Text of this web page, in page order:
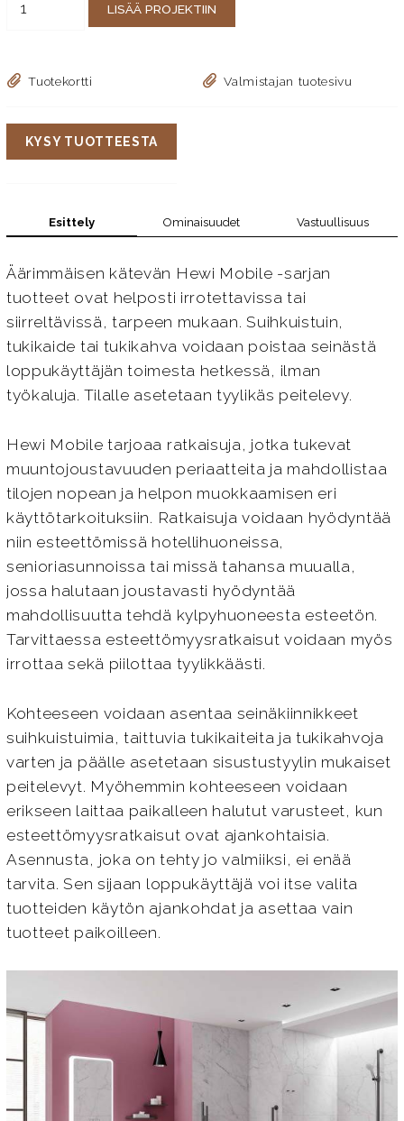
LISÄÄ PROJEKTIIN
Tuotekortti Valmistajan tuotesivu
KYSY TUOTTEESTA
Esittely Ominaisuudet Vastuullisuus
Äärimmäisen kätevän Hewi Mobile -sarjan
tuotteet ovat helposti irrotettavissa tai
siirreltävissä, tarpeen mukaan. Suihkuistuin,
tukikaide tai tukikahva voidaan poistaa seinästä
loppukäyttäjän toimesta hetkessä, ilman
työkaluja. Tilalle asetetaan tyylikäs peitelevy.
Hewi Mobile tarjoaa ratkaisuja, jotka tukevat
muuntojoustavuuden periaatteita ja mahdollistaa
tilojen nopean ja helpon muokkaamisen eri
käyttötarkoituksiin. Ratkaisuja voidaan hyödyntää
niin esteettömissä hotellihuoneissa,
senioriasunnoissa tai missä tahansa muualla,
jossa halutaan joustavasti hyödyntää
mahdollisuutta tehdä kylpyhuoneesta esteetön.
Tarvittaessa esteettömyysratkaisut voidaan myös
irrottaa sekä piilottaa tyylikkäästi.
Kohteeseen voidaan asentaa seinäkiinnikkeet
suihkuistuimia, taittuvia tukikaiteita ja tukikahvoja
varten ja päälle asetetaan sisustustyylin mukaiset
peitelevyt. Myöhemmin kohteeseen voidaan
erikseen laittaa paikalleen halutut varusteet, kun
esteettömyysratkaisut ovat ajankohtaisia.
Asennusta, joka on tehty jo valmiiksi, ei enää
tarvita. Sen sijaan loppukäyttäjä voi itse valita
tuotteiden käytön ajankohdat ja asettaa vain
tuotteet paikoilleen.